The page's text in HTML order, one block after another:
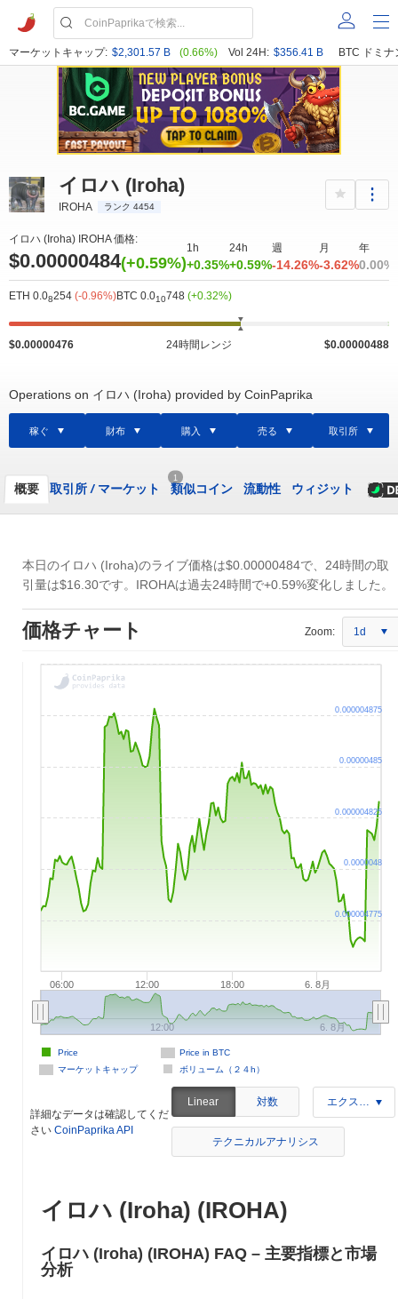
マーケットキャップ: $2,301.57 B (0.66%) Vol 24H: $356.41 B BTC ドミナ
イロハ (Iroha)
IROHA ランク 4454
イロハ (Iroha) IROHA 価格:
$0.00000484(+0.59%)
1h
+0.35%
24h
+0.59%
週
-14.26%
月
-3.62%
年
0.00%
ETH 0.08254 (-0.96%)BTC 0.010748 (+0.32%)
$0.00000476 24時間レンジ $0.00000488
Operations on イロハ (Iroha) provided by CoinPaprika
稼ぐ 財布 購入 売る 取引所
概要 取引所 /マーケット
1
類似コイン 流動性 ウィジット
本日のイロハ (Iroha)のライブ価格は$0.00000484で、24時間の取
引量は$16.30です。IROHAは過去24時間で+0.59%変化しました。
価格チャート Zoom: 1d
06:00 12:00 18:00 6. 8月
Price in BTC
マーケットキャップ
ボリューム（２４h）
Price
12:00 6. 8月
0.000004775
0.0000048
0.000004825
0.00000485
0.000004875
詳細なデータは確認してくだ
さい CoinPaprika API
Linear 対数 エクスポート
テクニカルアナリシス
イロハ (Iroha) (IROHA)
イロハ (Iroha) (IROHA) FAQ – 主要指標と市場
分析